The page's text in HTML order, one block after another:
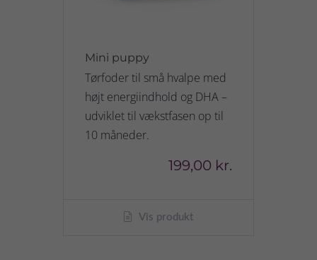
Mini puppy
Tørfoder til små hvalpe med
højt energiindhold og DHA –
udviklet til vækstfasen op til
10 måneder.
199,00 kr.
Vis produkt